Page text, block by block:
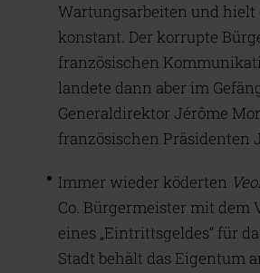
Wartungsarbeiten und
konstant. Der korrupte
französischen
landete dann aber im
Generaldirektor Jérôme
französischen Präsidenten
Immer wieder köderten
Co. Bürgermeister mit dem
eines „Eintrittsgeldes“ für
Stadt behält das Eigentum